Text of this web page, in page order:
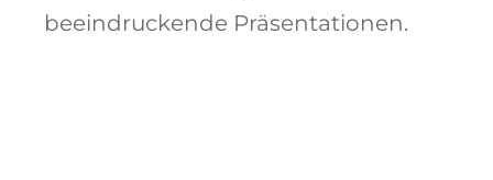
beeindruckende Präsentationen.